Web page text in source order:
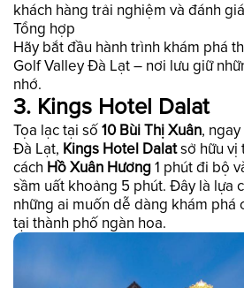
khách hàng trải nghiệm và đánh
Tổng hợp
Hãy bắt đầu hành trình khám phá
Golf Valley Đà Lạt – nơi lưu giữ
nhớ.
3. Kings Hotel Dalat
Tọa lạc tại số10 Bùi Thị Xuân,
Đà Lạt, Kings Hotel Dalatsở hữu vị
cách Hồ Xuân Hương1 phút đi bộ
sầm uất khoảng 5 phút. Đây là lựa
những ai muốn dễ dàng khám phá
tại thành phố ngàn hoa.